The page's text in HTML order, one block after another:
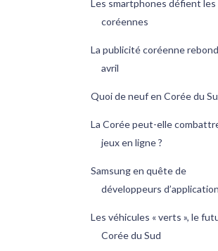
Les smartphones défient les
coréennes
La publicité coréenne
avril
Quoi de neuf en Corée du
La Corée peut-elle
jeux en ligne ?
Samsung en quête de
développeurs
Les véhicules « verts », le
Corée du Sud